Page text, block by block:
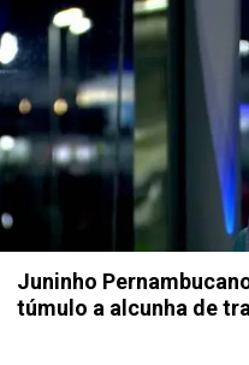
Juninho
túmulo a alcunha de